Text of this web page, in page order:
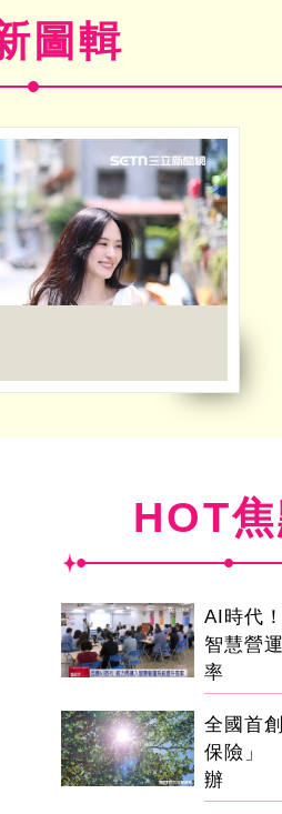
圖輯
HOT
AI時代
智慧營
率
全國首
保險」
辦